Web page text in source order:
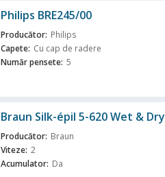
Philips BRE245/00
Producător: Philips
Capete: Cu cap de radere
Număr pensete: 5
Braun Silk-épil 5-620 Wet & Dry
Producător: Braun
Viteze: 2
Acumulator: Da